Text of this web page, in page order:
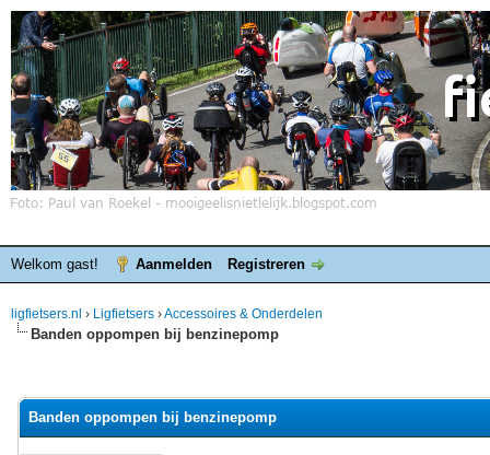
Welkom gast! Aanmelden Registreren
ligfietsers.nl › Ligfietsers ›Accessoires & Onderdelen
Banden oppompen bij benzinepomp
Banden oppompen bij benzinepomp